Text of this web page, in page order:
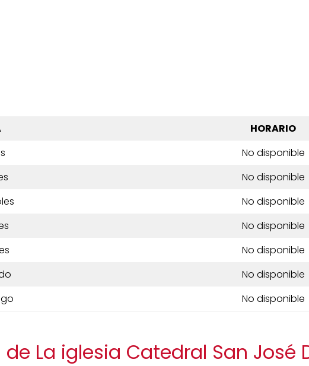
HORARIO
No disponible
No disponible
No disponible
No disponible
No disponible
No disponible
No disponible
La iglesia Catedral San José